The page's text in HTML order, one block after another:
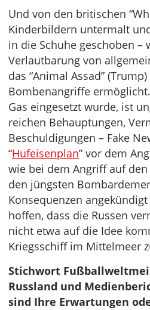
Und von den britischen
Kinderbildern untermalt
in die Schuhe geschoben –
Verlautbarung von
das “Animal Assad”
Bombenangriffe
Gas eingesetzt wurde, ist
reichen Behauptungen,
Beschuldigungen – Fake
“Hufeisenplan” vor dem
wie bei dem Angriff auf
den jüngsten
Konsequenzen
hoffen, dass die Russen
nicht etwa auf die Idee
Kriegsschiff im Mittelmeer
Stichwort
Russland und
sind Ihre Erwartungen